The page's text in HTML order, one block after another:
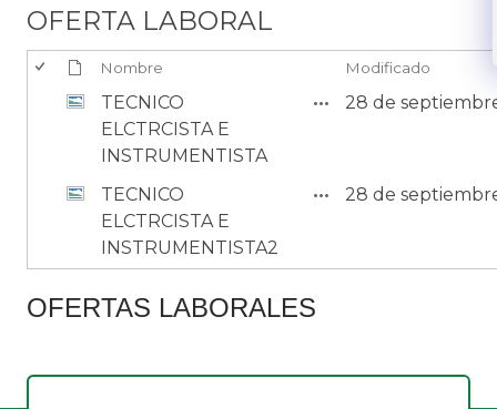
OFERTA LABORAL
Nombre Modificado
TECNICO
ELCTRCISTA E
INSTRUMENTISTA
28 de
TECNICO
ELCTRCISTA E
INSTRUMENTISTA2
28 de
​OFERTA​S LABORALES